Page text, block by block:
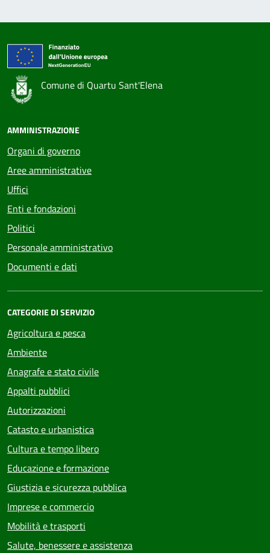
Comune di Quartu Sant'Elena
AMMINISTRAZIONE
Organi di governo
Aree amministrative
Uffici
Enti e fondazioni
Politici
Personale amministrativo
Documenti e dati
CATEGORIE DI SERVIZIO
Agricoltura e pesca
Ambiente
Anagrafe e stato civile
Appalti pubblici
Autorizzazioni
Catasto e urbanistica
Cultura e tempo libero
Educazione e formazione
Giustizia e sicurezza pubblica
Imprese e commercio
Mobilità e trasporti
Salute, benessere e assistenza